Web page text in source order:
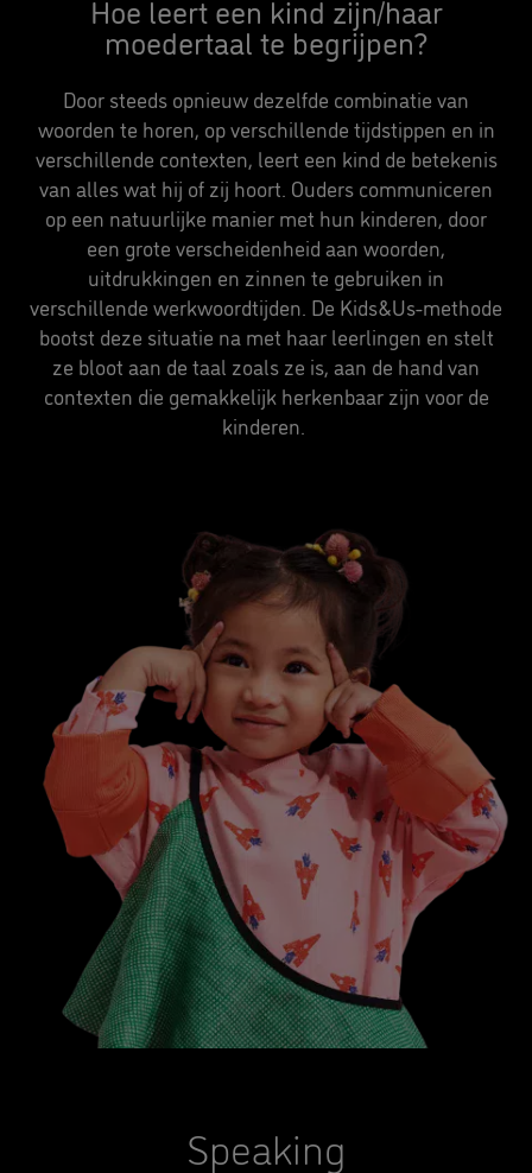
Hoe leert een kind zijn/haar
moedertaal te begrijpen?
Door steeds opnieuw dezelfde combinatie van
woorden te horen, op verschillende tijdstippen en in
verschillende contexten, leert een kind de betekenis
van alles wat hij of zij hoort. Ouders communiceren
op een natuurlijke manier met hun kinderen, door
een grote verscheidenheid aan woorden,
uitdrukkingen en zinnen te gebruiken in
verschillende werkwoordtijden. De Kids&Us-methode
bootst deze situatie na met haar leerlingen en stelt
ze bloot aan de taal zoals ze is, aan de hand van
contexten die gemakkelijk herkenbaar zijn voor de
kinderen.
Speaking